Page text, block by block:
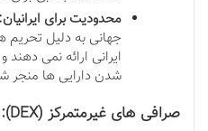
محدودیت برای ایرانیان:
جهانی به دلیل تحریم
ایرانی ارائه نمی
شدن دارایی ها منجر
صرافی های غیرمتمرکز (DEX): آزادی و مسئولیت کامل